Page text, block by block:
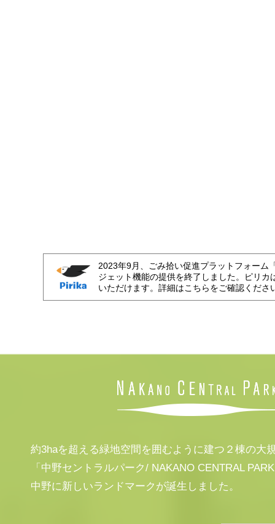
2023年9月、ごみ拾い促進プラットフォーム
ジェット機能の提供を終了しました。ピリカ
いただけます。詳細はこちらをご確認くださ
約3haを超える緑地空間を囲むように建つ２棟の大
「中野セントラルパーク/ NAKANO CENTRAL
中野に新しいランドマークが誕生しました。